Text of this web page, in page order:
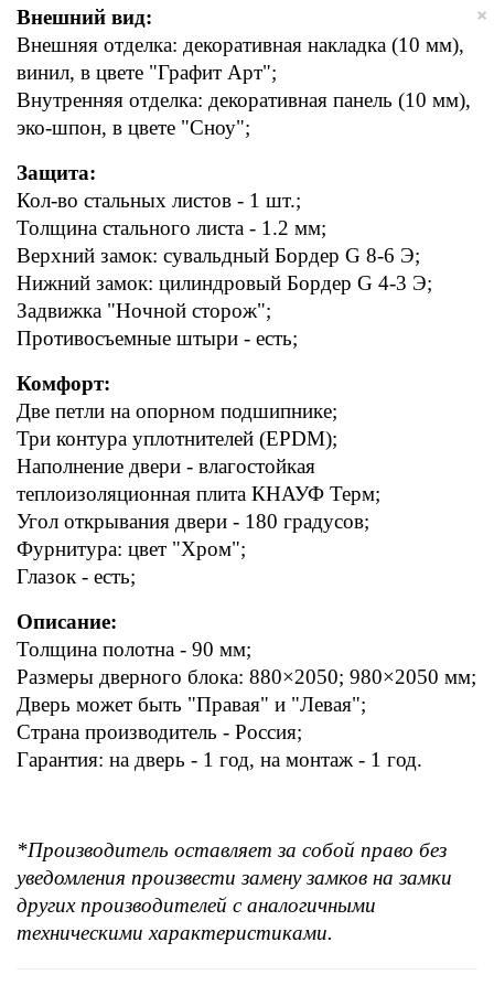
Внешний вид:
Внешняя отделка: декоративная накладка (10 мм),
винил, в цвете "Графит Арт";
Внутренняя отделка: декоративная панель (10 мм),
эко-шпон, в цвете "Сноу";
Защита:
Кол-во стальных листов - 1 шт.;
Толщина стального листа - 1.2 мм;
Верхний замок: сувальдный Бордер G 8-6 Э;
Нижний замок: цилиндровый Бордер G 4-3 Э;
Задвижка "Ночной сторож";
Противосъемные штыри - есть;
Комфорт:
Две петли на опорном подшипнике;
Три контура уплотнителей (EPDM);
Наполнение двери - влагостойкая
теплоизоляционная плита КНАУФ Терм;
Угол открывания двери - 180 градусов;
Фурнитура: цвет "Хром";
Глазок - есть;
Описание:
Толщина полотна - 90 мм;
Размеры дверного блока: 880×2050; 980×2050 мм;
Дверь может быть "Правая" и "Левая";
Страна производитель - Россия;
Гарантия: на дверь - 1 год, на монтаж - 1 год.
*Производитель оставляет за собой право без
уведомления произвести замену замков на замки
других производителей с аналогичными
техническими характеристиками.
×